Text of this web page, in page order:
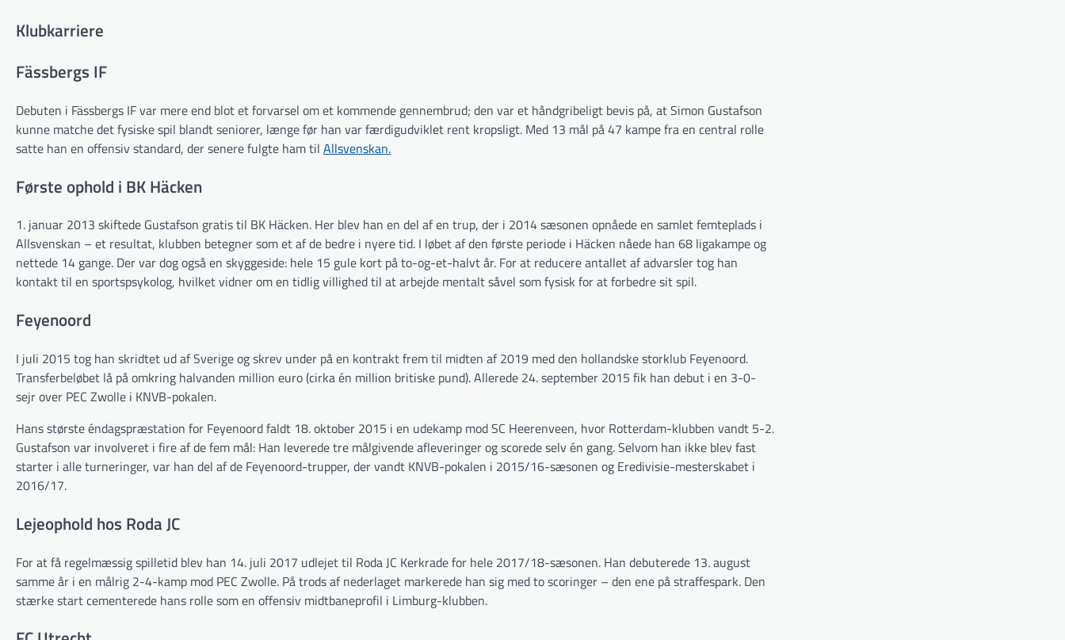
Klubkarriere
Fässbergs IF
Debuten i Fässbergs IF var mere end blot et forvarsel om et kommende gennembrud; den var et håndgribeligt bevis på, at Simon Gustafson
kunne matche det fysiske spil blandt seniorer, længe før han var færdigudviklet rent kropsligt. Med 13 mål på 47 kampe fra en central rolle
satte han en offensiv standard, der senere fulgte ham til Allsvenskan.
Første ophold i BK Häcken
1. januar 2013 skiftede Gustafson gratis til BK Häcken. Her blev han en del af en trup, der i 2014 sæsonen opnåede en samlet femteplads i
Allsvenskan – et resultat, klubben betegner som et af de bedre i nyere tid. I løbet af den første periode i Häcken nåede han 68 ligakampe og
nettede 14 gange. Der var dog også en skyggeside: hele 15 gule kort på to-og-et-halvt år. For at reducere antallet af advarsler tog han
kontakt til en sportspsykolog, hvilket vidner om en tidlig villighed til at arbejde mentalt såvel som fysisk for at forbedre sit spil.
Feyenoord
I juli 2015 tog han skridtet ud af Sverige og skrev under på en kontrakt frem til midten af 2019 med den hollandske storklub Feyenoord.
Transferbeløbet lå på omkring halvanden million euro (cirka én million britiske pund). Allerede 24. september 2015 fik han debut i en 3-0-
sejr over PEC Zwolle i KNVB-pokalen.
Hans største éndagspræstation for Feyenoord faldt 18. oktober 2015 i en udekamp mod SC Heerenveen, hvor Rotterdam-klubben vandt 5-2.
Gustafson var involveret i fire af de fem mål: Han leverede tre målgivende afleveringer og scorede selv én gang. Selvom han ikke blev fast
starter i alle turneringer, var han del af de Feyenoord-trupper, der vandt KNVB-pokalen i 2015/16-sæsonen og Eredivisie-mesterskabet i
2016/17.
Lejeophold hos Roda JC
For at få regelmæssig spilletid blev han 14. juli 2017 udlejet til Roda JC Kerkrade for hele 2017/18-sæsonen. Han debuterede 13. august
samme år i en målrig 2-4-kamp mod PEC Zwolle. På trods af nederlaget markerede han sig med to scoringer – den ene på straffespark. Den
stærke start cementerede hans rolle som en offensiv midtbaneprofil i Limburg-klubben.